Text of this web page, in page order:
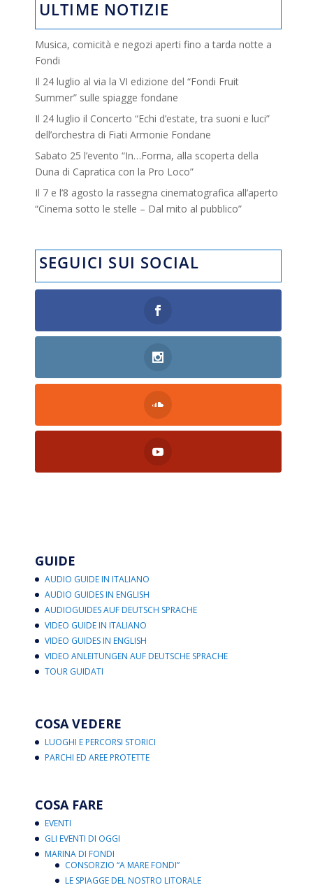
ULTIME NOTIZIE
Musica, comicità e negozi aperti fino a tarda notte a
Fondi
Il 24 luglio al via la VI edizione del “Fondi Fruit
Summer” sulle spiagge fondane
Il 24 luglio il Concerto “Echi d’estate, tra suoni e luci”
dell’orchestra di Fiati Armonie Fondane
Sabato 25 l’evento “In…Forma, alla scoperta della
Duna di Capratica con la Pro Loco”
Il 7 e l’8 agosto la rassegna cinematografica all’aperto
“Cinema sotto le stelle – Dal mito al pubblico”
SEGUICI SUI SOCIAL
GUIDE
AUDIO GUIDE IN ITALIANO
AUDIO GUIDES IN ENGLISH
AUDIOGUIDES AUF DEUTSCH SPRACHE
VIDEO GUIDE IN ITALIANO
VIDEO GUIDES IN ENGLISH
VIDEO ANLEITUNGEN AUF DEUTSCHE SPRACHE
TOUR GUIDATI
COSA VEDERE
LUOGHI E PERCORSI STORICI
PARCHI ED AREE PROTETTE
COSA FARE
EVENTI
GLI EVENTI DI OGGI
MARINA DI FONDI
CONSORZIO “A MARE FONDI”
LE SPIAGGE DEL NOSTRO LITORALE